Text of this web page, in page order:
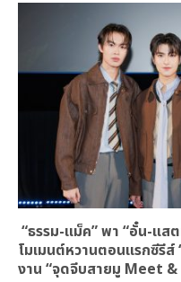
“ธรรม-แม็ค” พา “อั๋น-แส
โมเมนต์หวานตอนแรกซีรี
งาน “จุดจีบสายมู Meet